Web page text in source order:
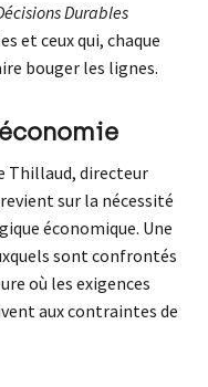
Durables
et ceux qui, chaque
bouger les lignes.
Thillaud, directeur
sur la nécessité
économique. Une
sont confrontés
où les exigences
aux contraintes de